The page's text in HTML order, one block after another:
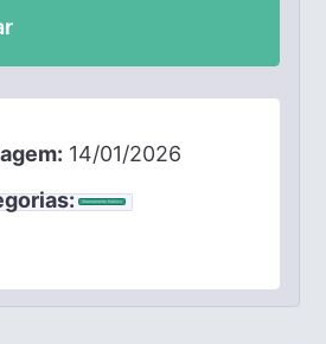
14/01/2026
Chamamento Público